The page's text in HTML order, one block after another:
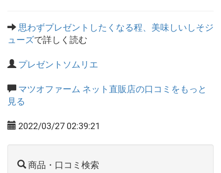
思わずプレゼントしたくなる程、美味しいしそジ
ューズで詳しく読む
プレゼントソムリエ
マツオファーム ネット直販店の口コミをもっと
見る
2022/03/27 02:39:21
商品・口コミ検索